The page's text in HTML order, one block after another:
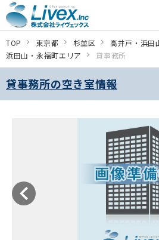
TOP 東京都 杉並区
高井戸・浜田
浜田山・永福町エリア
貸事務所
貸事務所の空き室情報